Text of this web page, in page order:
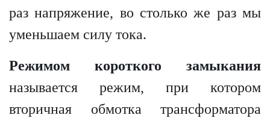
раз напряжение, во столько же раз мы
уменьшаем силу тока.
Режимом короткого замыкания
называется режим, при котором
вторичная обмотка трансформатора